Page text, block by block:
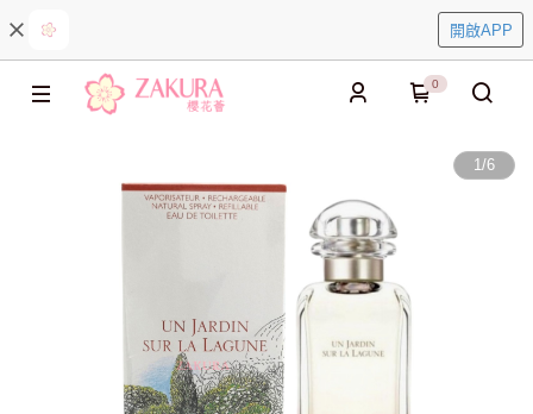
開啟APP
0
1/6